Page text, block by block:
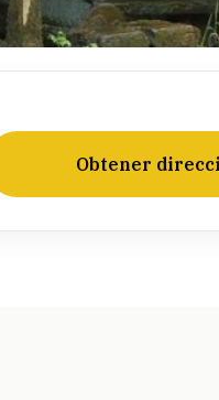
Obtener